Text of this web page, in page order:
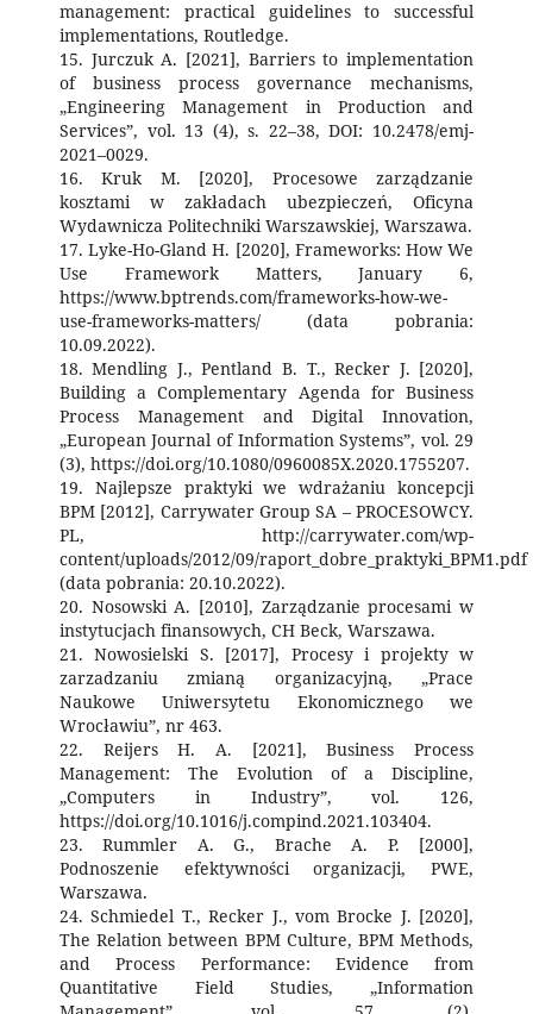
management: practical guidelines to successful
implementations, Routledge.
15. Jurczuk A. [2021], Barriers to implementation
of business process governance mechanisms,
„Engineering Management in Production and
Services”, vol. 13 (4), s. 22–38, DOI: 10.2478/emj-
2021–0029.
16. Kruk M. [2020], Procesowe zarządzanie
kosztami w zakładach ubezpieczeń, Oficyna
Wydawnicza Politechniki Warszawskiej, Warszawa.
17. Lyke-Ho-Gland H. [2020], Frameworks: How We
Use Framework Matters, January 6,
https://www.bptrends.com/frameworks-how-we-
use-frameworks-matters/ (data pobrania:
10.09.2022).
18. Mendling J., Pentland B. T., Recker J. [2020],
Building a Complementary Agenda for Business
Process Management and Digital Innovation,
„European Journal of Information Systems”, vol. 29
(3), https://doi.org/10.1080/0960085X.2020.1755207.
19. Najlepsze praktyki we wdrażaniu koncepcji
BPM [2012], Carrywater Group SA – PROCESOWCY.
PL, http://carrywater.com/wp-
content/uploads/2012/09/raport_dobre_praktyki_BPM1.pdf
(data pobrania: 20.10.2022).
20. Nosowski A. [2010], Zarządzanie procesami w
instytucjach finansowych, CH Beck, Warszawa.
21. Nowosielski S. [2017], Procesy i projekty w
zarzadzaniu zmianą organizacyjną, „Prace
Naukowe Uniwersytetu Ekonomicznego we
Wrocławiu”, nr 463.
22. Reijers H. A. [2021], Business Process
Management: The Evolution of a Discipline,
„Computers in Industry”, vol. 126,
https://doi.org/10.1016/j.compind.2021.103404.
23. Rummler A. G., Brache A. P. [2000],
Podnoszenie efektywności organizacji, PWE,
Warszawa.
24. Schmiedel T., Recker J., vom Brocke J. [2020],
The Relation between BPM Culture, BPM Methods,
and Process Performance: Evidence from
Quantitative Field Studies, „Information